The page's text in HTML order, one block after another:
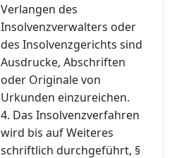
Verlangen des
Insolvenzverwalters oder
des Insolvenzgerichts sind
Ausdrucke, Abschriften
oder Originale von
Urkunden einzureichen.
4. Das Insolvenzverfahren
wird bis auf Weiteres
schriftlich durchgeführt, §